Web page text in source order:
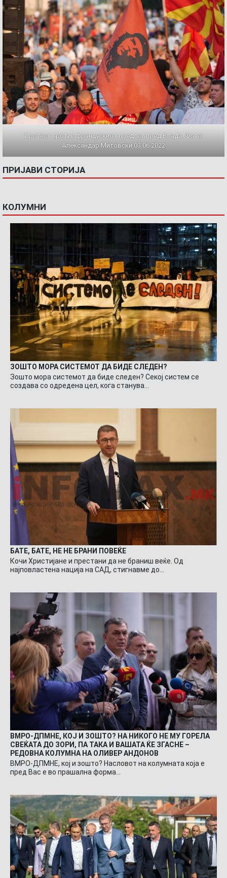
Протест против францускиот предлог пред Влада. Фото:
Александар Митовски,03.06.2022
ПРИЈАВИ СТОРИЈА
КОЛУМНИ
ЗОШТО МОРА СИСТЕМОТ ДА БИДЕ СЛЕДЕН?
Зошто мора системот да биде следен? Секој систем се
создава со одредена цел, кога станува…
БАТЕ, БАТЕ, НЕ НЕ БРАНИ ПОВЕЌЕ
Кочи Христијане и престани да не браниш веќе. Од
најповластена нација на САД, стигнавме до…
ВМРО-ДПМНЕ, КОЈ И ЗОШТО? НА НИКОГО НЕ МУ ГОРЕЛА
СВЕЌАТА ДО ЗОРИ, ПА ТАКА И ВАШАТА ЌЕ ЗГАСНЕ –
РЕДОВНА КОЛУМНА НА ОЛИВЕР АНДОНОВ
ВМРО-ДПМНЕ, кој и зошто? Насловот на колумната која е
пред Вас е во прашална форма…